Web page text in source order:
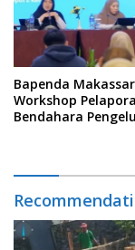
Bapenda
Workshop
Bendahara